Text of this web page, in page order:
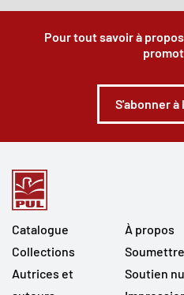
Pour tout savoir à
S'abonner
Catalogue
Collections
Autrices et
À propos
Soutien